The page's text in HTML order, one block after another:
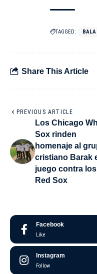
TAGGED: BALA
Share This Article
PREVIOUS ARTICLE
Los Chicago
Sox rinden
homenaje al
cristiano Barak
juego contra los
Red Sox
Facebook
Like
Instagram
Follow